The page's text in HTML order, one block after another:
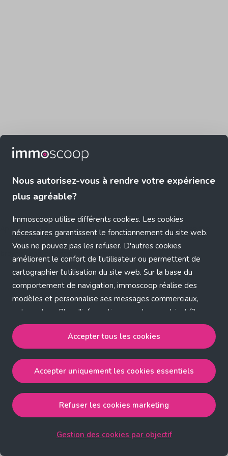
Nous autorisez-vous à rendre votre expérience
plus agréable?
Immoscoop utilise différents cookies. Les cookies
nécessaires garantissent le fonctionnement du site web.
Vous ne pouvez pas les refuser. D'autres cookies
améliorent le confort de l'utilisateur ou permettent de
cartographier l'utilisation du site web. Sur la base du
comportement de navigation, immoscoop réalise des
modèles et personnalise ses messages commerciaux,
entre autres. Plus d'informations sur chaque objectif?
Cliquez sur 'Gestion des cookies par objectif'.
Notre politique de cookies
Accepter tous les cookies
strictement nécessaires, performance, fonctionnalité et
publicité ciblée.
Accepter uniquement les cookies essentielsaccepte
les cookies strictement nécessaires.
Accepter tous les cookies
Accepter uniquement les cookies essentiels
Refuser les cookies marketing
Gestion des cookies par objectif
Application error: a client-side exception has occurred (see the
browser console for more information)